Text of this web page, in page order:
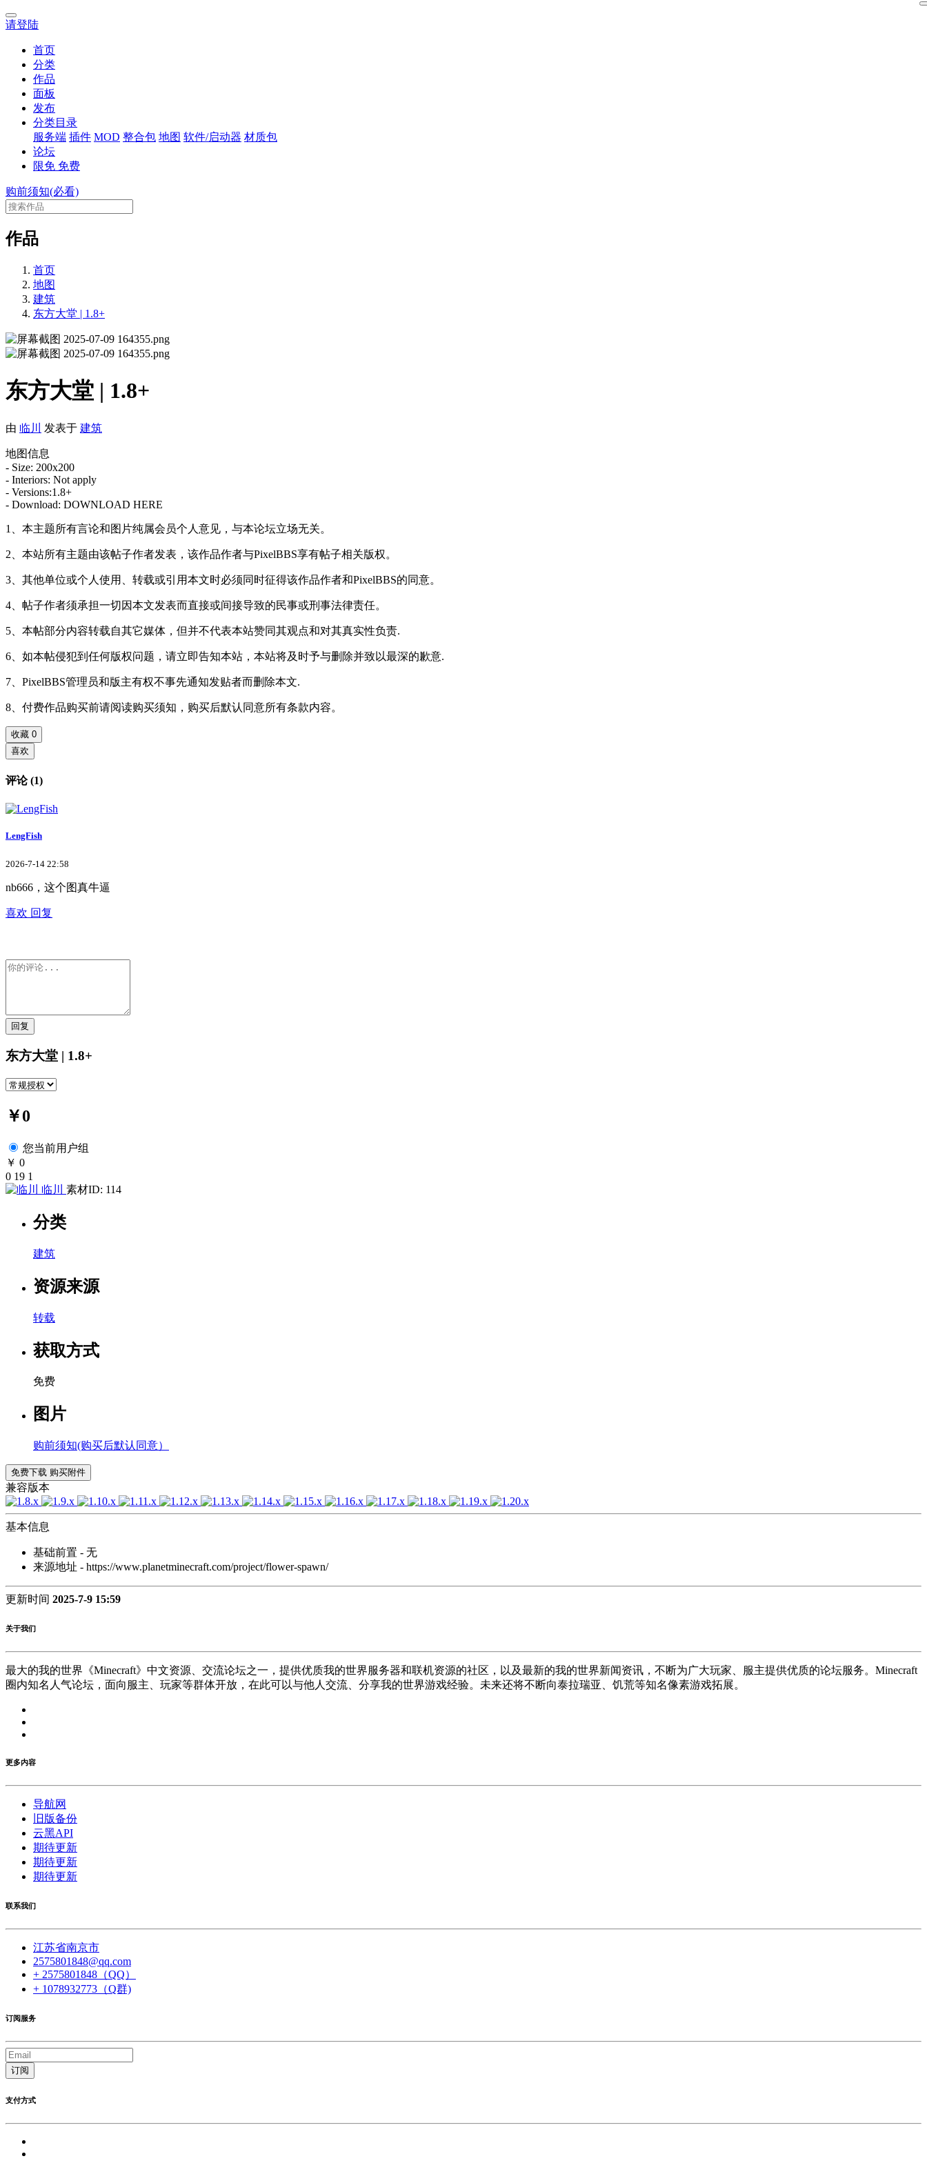
请登陆
首页
分类
作品
面板
发布
分类目录
服务端 插件 MOD 整合包 地图 软件/启动器 材质包
论坛
限免 免费
购前须知(必看)
作品
首页
地图
建筑
东方大堂 | 1.8+
东方大堂 | 1.8+
由 临川 发表于 建筑
地图信息
- Size: 200x200
- Interiors: Not apply
- Versions:1.8+
- Download: DOWNLOAD HERE
1、本主题所有言论和图片纯属会员个人意见，与本论坛立场无关。
2、本站所有主题由该帖子作者发表，该作品作者与PixelBBS享有帖子相关版权。
3、其他单位或个人使用、转载或引用本文时必须同时征得该作品作者和PixelBBS的同意。
4、帖子作者须承担一切因本文发表而直接或间接导致的民事或刑事法律责任。
5、本帖部分内容转载自其它媒体，但并不代表本站赞同其观点和对其真实性负责.
6、如本帖侵犯到任何版权问题，请立即告知本站，本站将及时予与删除并致以最深的歉意.
7、PixelBBS管理员和版主有权不事先通知发贴者而删除本文.
8、付费作品购买前请阅读购买须知，购买后默认同意所有条款内容。
收藏 0
喜欢
评论 (1)
LengFish
2026-7-14 22:58
nb666，这个图真牛逼
喜欢 回复
回复
东方大堂 | 1.8+
￥0
您当前用户组
￥ 0
0 19 1
临川
素材ID: 114
分类
建筑
资源来源
转载
获取方式
免费
图片
购前须知(购买后默认同意）
免费下载 购买附件
兼容版本
基本信息
基础前置 - 无
来源地址 - https://www.planetminecraft.com/project/flower-spawn/
更新时间 2025-7-9 15:59
关于我们
最大的我的世界《Minecraft》中文资源、交流论坛之一，提供优质我的世界服务器和联机资源的社区，以及最新的我的世界新闻资讯，不断为广大玩家、服主提供优质的论坛服务。Minecraft
圈内知名人气论坛，面向服主、玩家等群体开放，在此可以与他人交流、分享我的世界游戏经验。未来还将不断向泰拉瑞亚、饥荒等知名像素游戏拓展。
更多内容
导航网
旧版备份
云黑API
期待更新
期待更新
期待更新
联系我们
江苏省南京市
2575801848@qq.com
+ 2575801848（QQ）
+ 1078932773（Q群)
订阅服务
订阅
支付方式